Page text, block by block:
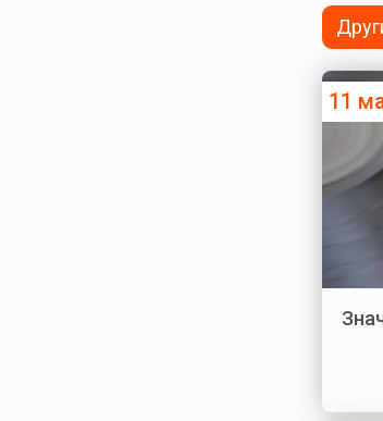
11